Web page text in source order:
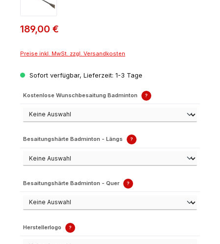
189,00 €
Preise inkl. MwSt. zzgl. Versandkosten
Sofort verfügbar, Lieferzeit: 1-3 Tage
Kostenlose Wunschbesaitung Badminton ?
Besaitungshärte Badminton - Längs ?
Besaitungshärte Badminton - Quer ?
Herstellerlogo ?